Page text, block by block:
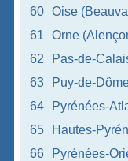
60
Oise
61
Orne
62
Pas-de-
63
Puy-de-
64
Pyrénées-
65
Hautes-
66
Pyrénées-